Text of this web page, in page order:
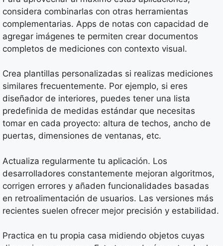
considera combinarlas con otras herramientas
complementarias. Apps de notas con capacidad de
agregar imágenes te permiten crear documentos
completos de mediciones con contexto visual.
Crea plantillas personalizadas si realizas mediciones
similares frecuentemente. Por ejemplo, si eres
diseñador de interiores, puedes tener una lista
predefinida de medidas estándar que necesitas
tomar en cada proyecto: altura de techos, ancho de
puertas, dimensiones de ventanas, etc.
Actualiza regularmente tu aplicación. Los
desarrolladores constantemente mejoran algoritmos,
corrigen errores y añaden funcionalidades basadas
en retroalimentación de usuarios. Las versiones más
recientes suelen ofrecer mejor precisión y estabilidad.
Practica en tu propia casa midiendo objetos cuyas